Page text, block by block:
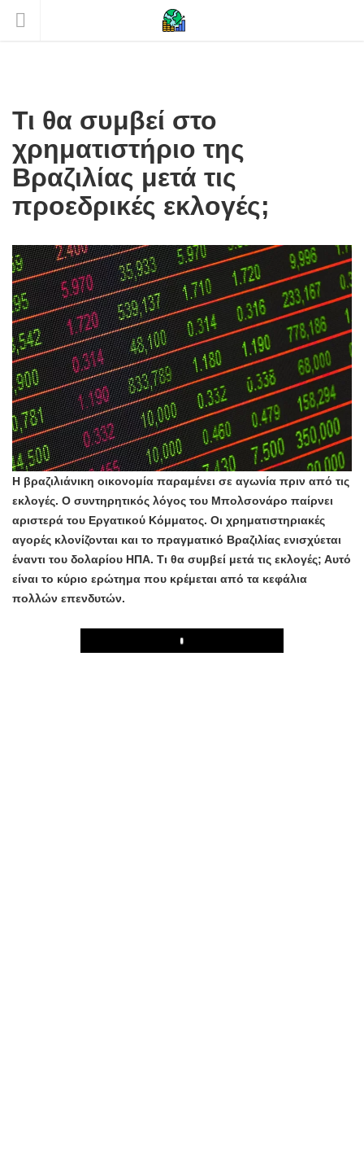
Τι θα συμβεί στο
χρηματιστήριο της
Βραζιλίας μετά τις
προεδρικές εκλογές;
Η βραζιλιάνικη οικονομία παραμένει σε αγωνία πριν από τις
εκλογές. Ο συντηρητικός λόγος του Μπολσονάρο παίρνει
αριστερά του Εργατικού Κόμματος. Οι χρηματιστηριακές
αγορές κλονίζονται και το πραγματικό Βραζιλίας ενισχύεται
έναντι του δολαρίου ΗΠΑ. Τι θα συμβεί μετά τις εκλογές; Αυτό
είναι το κύριο ερώτημα που κρέμεται από τα κεφάλια
πολλών επενδυτών.
Play